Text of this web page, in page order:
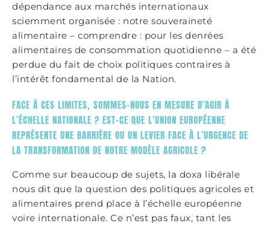
dépendance aux marchés internationaux
sciemment organisée : notre souveraineté
alimentaire – comprendre : pour les denrées
alimentaires de consommation quotidienne – a été
perdue du fait de choix politiques contraires à
l’intérêt fondamental de la Nation.
FACE À CES LIMITES, SOMMES-NOUS EN MESURE D’AGIR À
L’ÉCHELLE NATIONALE ? EST-CE QUE L’UNION EUROPÉENNE
REPRÉSENTE UNE BARRIÈRE OU UN LEVIER FACE À L’URGENCE DE
LA TRANSFORMATION DE NOTRE MODÈLE AGRICOLE ?
Comme sur beaucoup de sujets, la doxa libérale
nous dit que la question des politiques agricoles et
alimentaires prend place à l’échelle européenne
voire internationale. Ce n’est pas faux, tant les